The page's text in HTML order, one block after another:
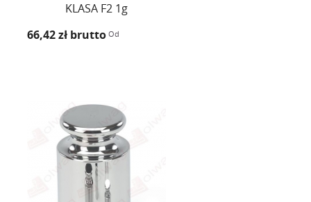
KLASA F2 1g
66,42 zł brutto Od